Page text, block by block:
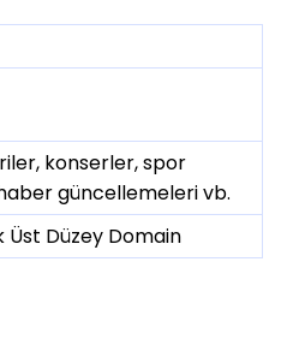
konserler, spor
güncellemeleri vb.
Üst Düzey Domain